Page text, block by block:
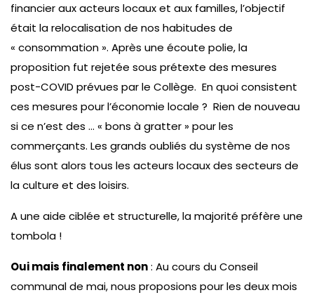
financier aux acteurs locaux et aux familles, l’objectif
était la relocalisation de nos habitudes de
« consommation ». Après une écoute polie, la
proposition fut rejetée sous prétexte des mesures
post-COVID prévues par le Collège. En quoi consistent
ces mesures pour l’économie locale ? Rien de nouveau
si ce n’est des … « bons à gratter » pour les
commerçants. Les grands oubliés du système de nos
élus sont alors tous les acteurs locaux des secteurs de
la culture et des loisirs.
A une aide ciblée et structurelle, la majorité préfère une
tombola !
Oui mais finalement non: Au cours du Conseil
communal de mai, nous proposions pour les deux mois